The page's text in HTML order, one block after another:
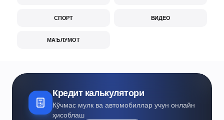
СПОРТ ВИДЕО
МАЪЛУМОТ
Кредит калькулятори
Кўчмас мулк ва автомобиллар учун онлайн
ҳисоблаш